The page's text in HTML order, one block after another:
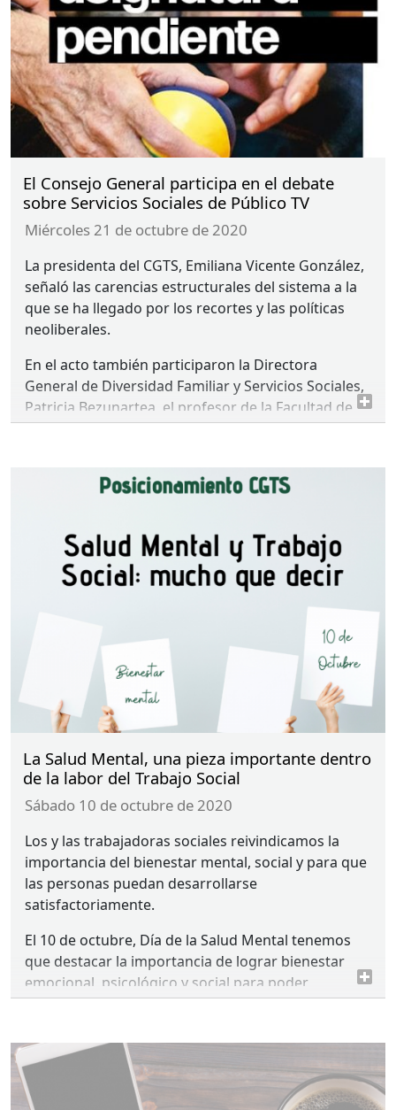
El Consejo General participa en el debate
sobre Servicios Sociales de Público TV
miércoles 21 de octubre de 2020
La presidenta del CGTS, Emiliana Vicente González,
señaló las carencias estructurales del sistema a la
que se ha llegado por los recortes y las políticas
neoliberales.
En el acto también participaron la Directora
General de Diversidad Familiar y Servicios Sociales,
Patricia Bezunartea, el profesor de la Facultad de
Trabajo Social de laUCMLuis Nogués y Kena
La Salud Mental, una pieza importante dentro
de la labor del Trabajo Social
sábado 10 de octubre de 2020
Los y las trabajadoras sociales reivindicamos la
importancia del bienestar mental, social y para que
las personas puedan desarrollarse
satisfactoriamente.
El 10 de octubre, Día de la Salud Mental tenemos
que destacar la importancia de lograr bienestar
emocional, psicológico y social para poder
desarrollarnos plenamente como personas. Un día
sociedad que reman juntas para lograrlo.
Empezando por el personal médico, de enfermería,
psicología y del Trabajo Social, entre otras.